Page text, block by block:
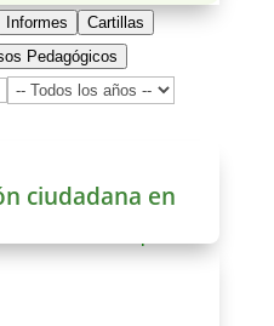
Informes
Cartillas
Pedagógicos
ciudadana en